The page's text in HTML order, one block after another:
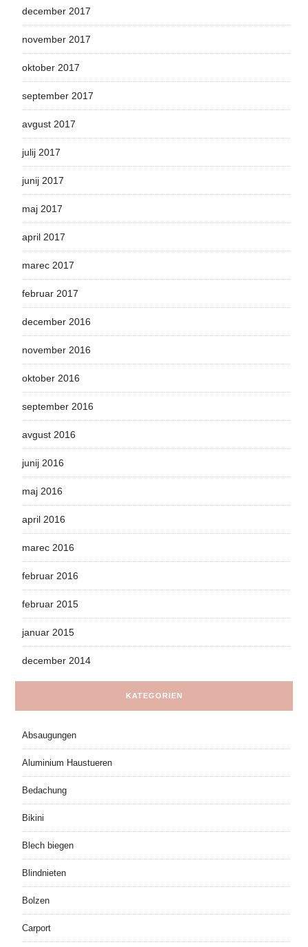
december 2017
november 2017
oktober 2017
september 2017
avgust 2017
julij 2017
junij 2017
maj 2017
april 2017
marec 2017
februar 2017
december 2016
november 2016
oktober 2016
september 2016
avgust 2016
junij 2016
maj 2016
april 2016
marec 2016
februar 2016
februar 2015
januar 2015
december 2014
KATEGORIEN
Absaugungen
Aluminium Haustueren
Bedachung
Bikini
Blech biegen
Blindnieten
Bolzen
Carport